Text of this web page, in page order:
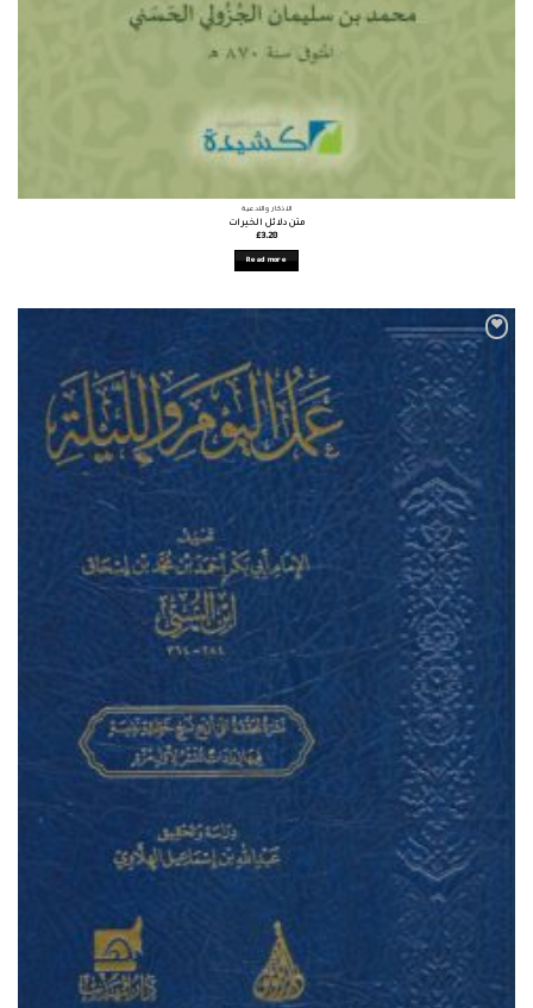
الأذكار والأدعية
متن دلائل الخيرات
£3.28
Read more